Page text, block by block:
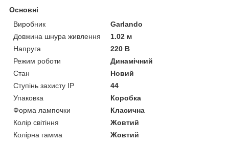
Основні
Виробник
Garlando
Довжина шнура живлення
1.02 м
Напруга
220 В
Режим роботи
Динамічний
Стан
Новий
Ступінь захисту IP
44
Упаковка
Коробка
Форма лампочки
Класична
Колір світіння
Жовтий
Колірна гамма
Жовтий